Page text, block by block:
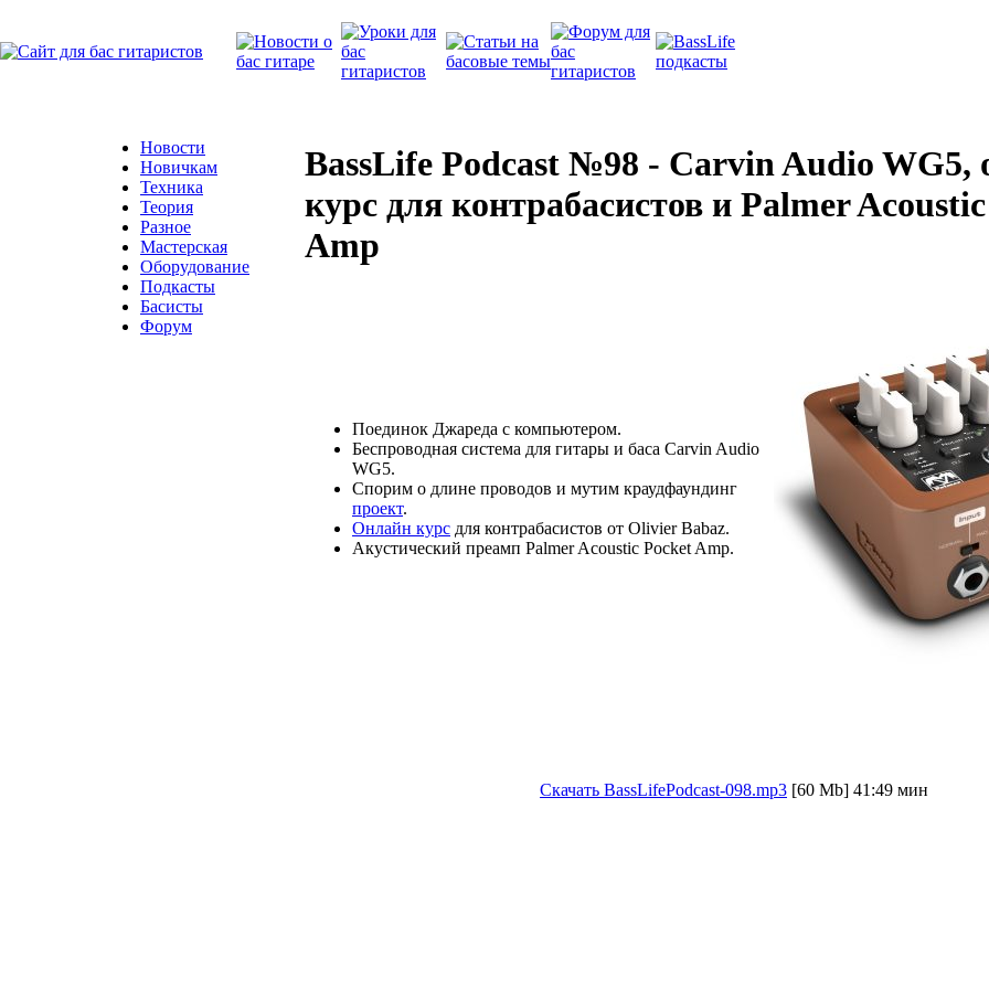
Новости
Новичкам
Техника
Теория
Разное
Мастерская
Оборудование
Подкасты
Басисты
Форум
BassLife Podcast №98 - Carvin Audio WG5,
курс для контрабасистов и Palmer
Amp
Поединок Джареда с компьютером.
Беспроводная система для гитары и баса Carvin Audio
WG5.
Спорим о длине проводов и мутим краудфаундинг
проект.
Онлайн курс для контрабасистов от Olivier Babaz.
Акустический преамп Palmer Acoustic Pocket Amp.
Скачать BassLifePodcast-098.mp3 [60 Mb] 41:49 мин